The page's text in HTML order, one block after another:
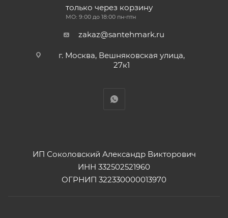
только через корзину
МО: 9:00 до 18:00 пн-птн
zakaz@santehmark.ru
г. Москва, Вешняковская улица,
27к1
ИП Соколовский Александр Викторович
ИНН 332502521960
ОГРНИП 322330000013970